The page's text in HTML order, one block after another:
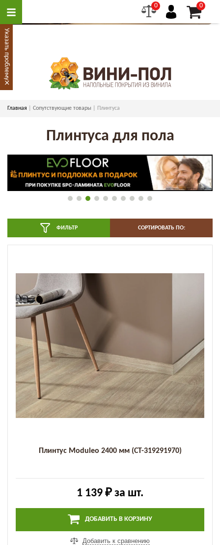
0 0
Главная Сопутствующие товары Плинтуса
Плинтуса для пола
ФИЛЬТР СОРТИРОВАТЬ ПО:
Плинтус Moduleo 2400 мм (СТ-319291970)
1 139 ₽ за шт.
ДОБАВИТЬ В КОРЗИНУ
Добавить к сравнению
Указать проблему
×